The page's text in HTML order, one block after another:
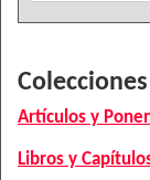
Artículos y
Libros y